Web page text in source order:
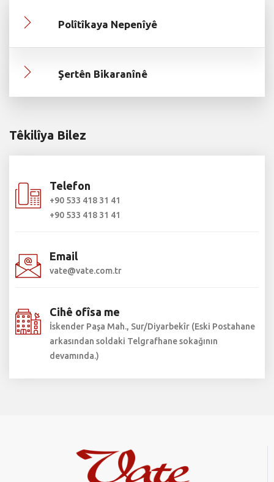
Polîtîkaya Nepenîyê
Şertên Bikaranînê
Têkilîya Bilez
Telefon
+90 533 418 31 41
+90 533 418 31 41
Email
vate@vate.com.tr
Cihê ofîsa me
İskender Paşa Mah., Sur/Diyarbekîr (Eski Postahane
arkasından soldaki Telgrafhane sokağının
devamında.)